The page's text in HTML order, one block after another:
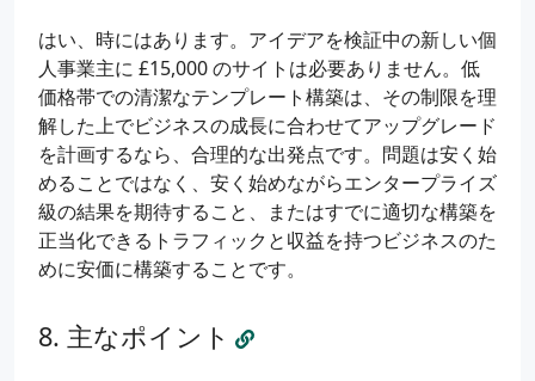
はい、時にはあります。アイデアを検証中の新しい個
人事業主に £15,000 のサイトは必要ありません。低
価格帯での清潔なテンプレート構築は、その制限を理
解した上でビジネスの成長に合わせてアップグレード
を計画するなら、合理的な出発点です。問題は安く始
めることではなく、安く始めながらエンタープライズ
級の結果を期待すること、またはすでに適切な構築を
正当化できるトラフィックと収益を持つビジネスのた
めに安価に構築することです。
主なポイント